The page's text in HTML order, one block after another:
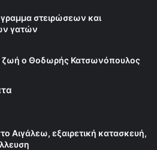
στειρώσεων και
γατών
ο Θοδωρής Κατσωνόπουλος
Αιγάλεω, εξαιρετική κατασκευή,